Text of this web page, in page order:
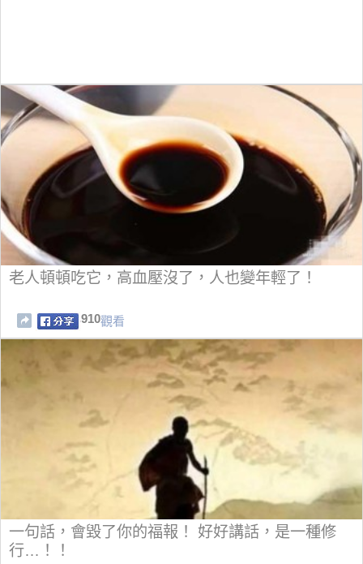
老人頓頓吃它，高血壓沒了，人也變年輕了！
910觀看
一句話，會毀了你的福報！ 好好講話，是一種修
行…！！